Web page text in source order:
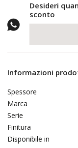
Desideri
sconto
Informazioni
Spessore
Marca
Serie
Finitura
Disponibile in